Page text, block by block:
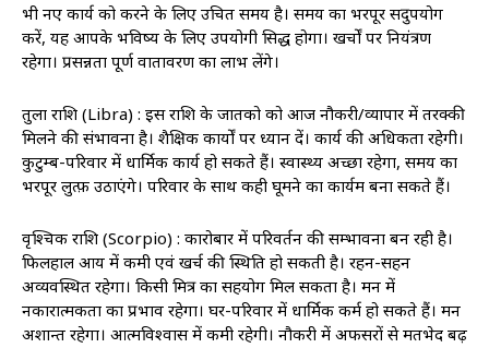
भी नए कार्य को करने के लिए उचित समय है। समय का भरपूर सदुपयोग
करें, यह आपके भविष्य के लिए उपयोगी सिद्ध होगा। खर्चों पर नियंत्रण
रहेगा। प्रसन्नता पूर्ण वातावरण का लाभ लेंगे।
तुला राशि (Libra) : इस राशि के जातको को आज नौकरी/व्यापार में तरक्की
मिलने की संभावना है। शैक्षिक कार्यों पर ध्यान दें। कार्य की अधिकता रहेगी।
कुटुम्ब-परिवार में धार्मिक कार्य हो सकते हैं। स्वास्थ्‍य अच्छा रहेगा, समय का
भरपूर लुत्फ़ उठाएंगे। परिवार के साथ कही घूमने का कार्यक्रम बना सकते हैं।
वृश्चिक राशि (Scorpio) : कारोबार में परिवर्तन की सम्भावना बन रही है।
फिलहाल आय में कमी एवं खर्च की स्थिति हो सकती है। रहन-सहन
अव्यवस्थित रहेगा। किसी मित्र का सहयोग मिल सकता है। मन में
नकारात्मकता का प्रभाव रहेगा। घर-परिवार में धार्मिक कर्म हो सकते हैं। मन
अशान्त रहेगा। आत्मविश्वास में कमी रहेगी। नौकरी में अफसरों से मतभेद बढ़